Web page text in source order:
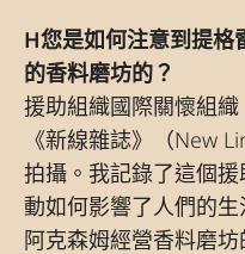
H您是如何注意到提格
的香料磨坊的？
援助組織國際關懷組
《新線雜誌》（New
拍攝。我記錄了這個
動如何影響了人們的
阿克森姆經營香料磨